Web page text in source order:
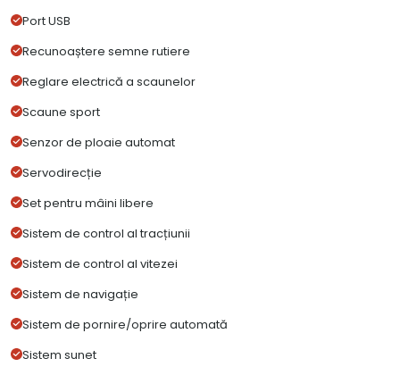
Port USB
Recunoaștere semne rutiere
Reglare electrică a scaunelor
Scaune sport
Senzor de ploaie automat
Servodirecție
Set pentru mâini libere
Sistem de control al tracțiunii
Sistem de control al vitezei
Sistem de navigație
Sistem de pornire/oprire automată
Sistem sunet